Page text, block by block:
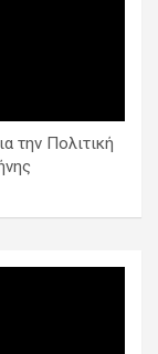
την Πολιτική